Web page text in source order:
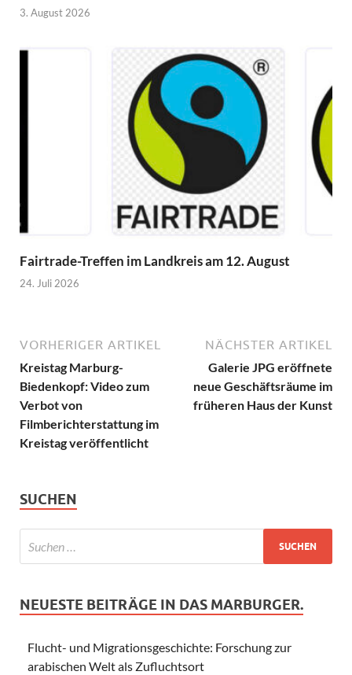
3. August 2026
Fairtrade-Treffen im Landkreis am 12. August
24. Juli 2026
VORHERIGER ARTIKEL
Kreistag Marburg-
Biedenkopf: Video zum
Verbot von
Filmberichterstattung im
Kreistag veröffentlicht
NÄCHSTER ARTIKEL
Galerie JPG eröffnete
neue Geschäftsräume im
früheren Haus der Kunst
SUCHEN
NEUESTE BEITRÄGE IN DAS MARBURGER.
Flucht- und Migrationsgeschichte: Forschung zur
arabischen Welt als Zufluchtsort